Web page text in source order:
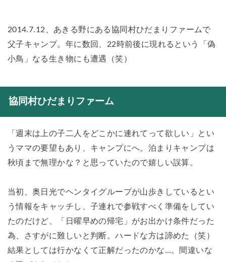
2014.7.12、あきる野にある協同村ひだまりファームで
父子キャンプ。年に数回、22時前後に現れるという「偽
小鳥」なる生き物にも遭遇（笑）
協同村ひだまりファーム
「週末は上の子二人をどこかに連れてって欲しい」とい
うママの要望もあり、キャンプにへ。泊まりキャンプは
秋頃まで無理かな？と思っていたので嬉しい誤算。
当初、奥日光でヘンタイグループが山歩きしている とい
う情報をキャッチし、子連れで参戦すべく準備をしてい
たのだけど、「日曜早めの帰宅」がお出かけ条件だった
為、さすがに難しいと判断。ハードな方は諦めた（笑）
結果としては行かなくて正解だったのかな…。間違いな